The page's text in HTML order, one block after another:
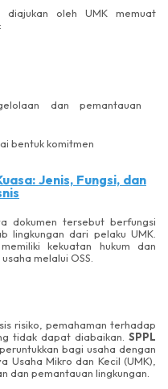
diajukan oleh UMK memuat
dan pemantauan
bentuk komitmen
Jenis, Fungsi, dan
dokumen tersebut berfungsi
lingkungan dari pelaku UMK.
kekuatan hukum dan
melalui OSS.
risiko, pemahaman terhadap
tidak dapat diabaikan. SPPL
bagi usaha dengan
Usaha Mikro dan Kecil (UMK),
dan pemantauan lingkungan.